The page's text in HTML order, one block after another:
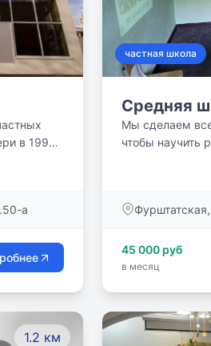
в 1991
а
частная школа
Средняя
Мы сделаем
чтобы научить
свободное
представлять
правильно,
45 000 руб
в месяц
1.2 км